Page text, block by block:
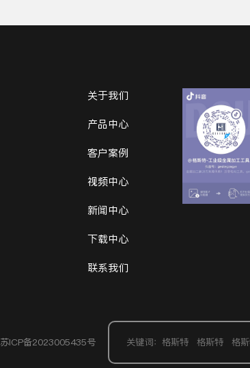
关于我们
产品中心
客户案例
视频中心
新闻中心
下载中心
联系我们
ICP备2023005435号